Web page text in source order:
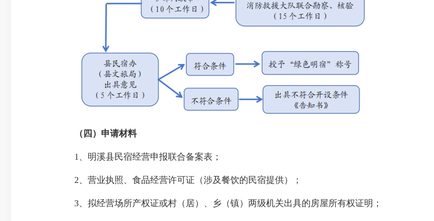
（四）申请材料
1、明溪县民宿经营申报联合备案表；
2、营业执照、食品经营许可证（涉及餐饮的民宿提供）；
3、拟经营场所产权证或村（居）、乡（镇）两级机关出具的房屋所有权证明；